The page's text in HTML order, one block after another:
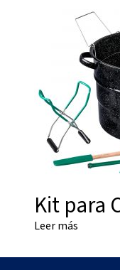
Kit para
Leer más